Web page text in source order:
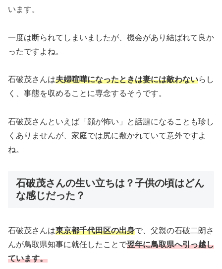
います。
一度は断られてしまいましたが、機会があり結ばれて良か
ったですよね。
石破茂さんは夫婦喧嘩になったときは妻には敵わないらし
く、事態を収めることに専念するそうです。
石破茂さんといえば「顔が怖い」と話題になることも珍し
くありませんが、家庭では尻に敷かれていて意外ですよ
ね。
石破茂さんの生い立ちは？子供の頃はどん
な感じだった？
石破茂さんは東京都千代田区の出身で、父親の石破二朗さ
んが鳥取県知事に就任したことで翌年に鳥取県へ引っ越し
ています。